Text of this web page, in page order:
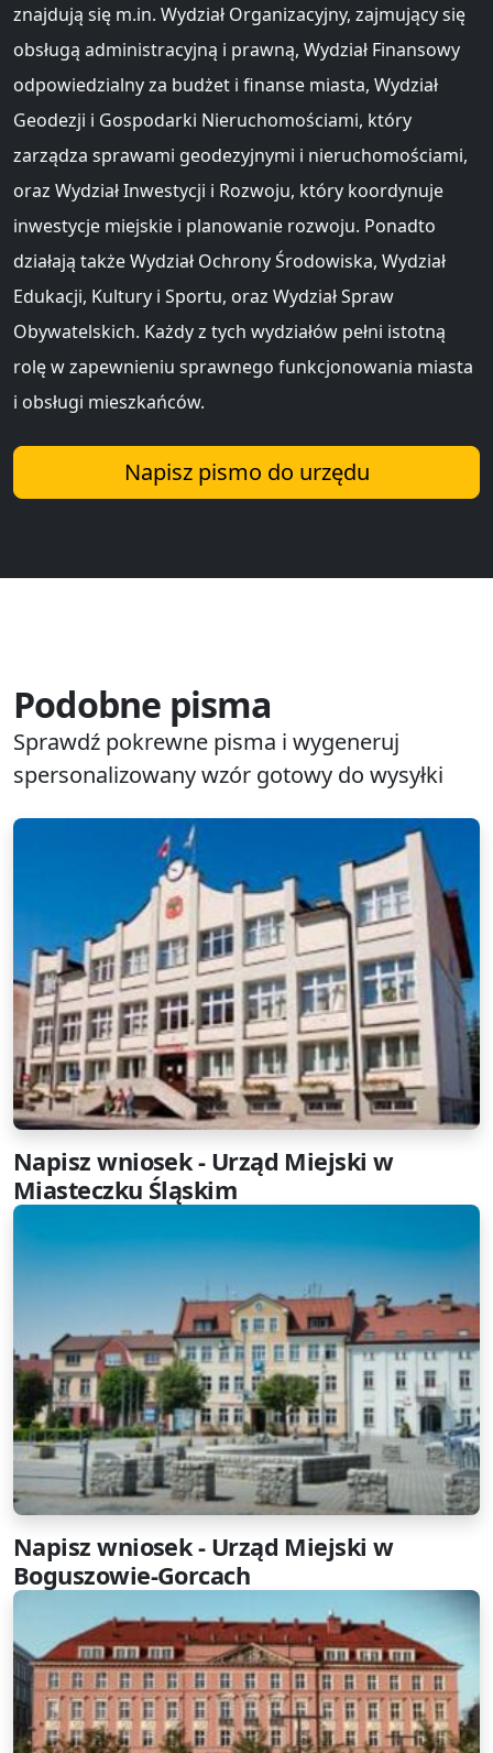
znajdują się m.in. Wydział Organizacyjny, zajmujący się
obsługą administracyjną i prawną, Wydział Finansowy
odpowiedzialny za budżet i finanse miasta, Wydział
Geodezji i Gospodarki Nieruchomościami, który
zarządza sprawami geodezyjnymi i nieruchomościami,
oraz Wydział Inwestycji i Rozwoju, który koordynuje
inwestycje miejskie i planowanie rozwoju. Ponadto
działają także Wydział Ochrony Środowiska, Wydział
Edukacji, Kultury i Sportu, oraz Wydział Spraw
Obywatelskich. Każdy z tych wydziałów pełni istotną
rolę w zapewnieniu sprawnego funkcjonowania miasta
i obsługi mieszkańców.
Napisz pismo do urzędu
Podobne pisma
Sprawdź pokrewne pisma i wygeneruj
spersonalizowany wzór gotowy do wysyłki
Napisz wniosek - Urząd Miejski w
Miasteczku Śląskim
Napisz wniosek - Urząd Miejski w
Boguszowie-Gorcach